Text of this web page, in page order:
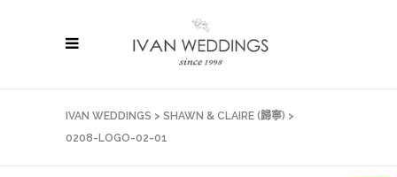
IVAN WEDDINGS > SHAWN & CLAIRE (歸寧) >
0208-LOGO-02-01